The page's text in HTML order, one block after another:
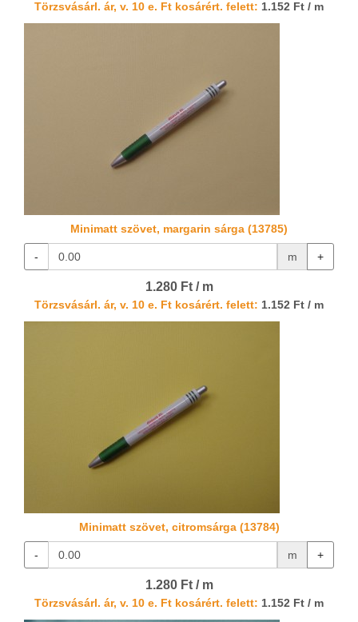
Törzsvásárl. ár, v. 10 e. Ft kosárért. felett: 1.152 Ft / m
Minimatt szövet, margarin sárga (13785)
- m +
1.280 Ft / m
Törzsvásárl. ár, v. 10 e. Ft kosárért. felett: 1.152 Ft / m
Minimatt szövet, citromsárga (13784)
- m +
1.280 Ft / m
Törzsvásárl. ár, v. 10 e. Ft kosárért. felett: 1.152 Ft / m